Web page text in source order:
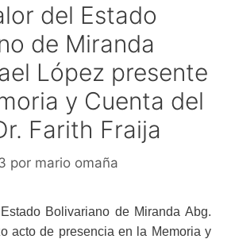
del Estado
de Miranda
López presente
y Cuenta del
Farith Fraija
por mario omaña
Bolivariano de Miranda Abg.
acto de presencia en la Memoria y